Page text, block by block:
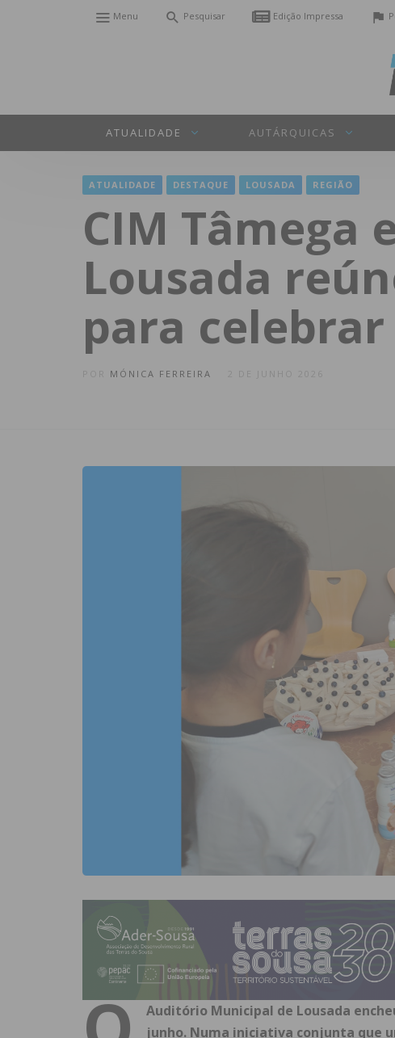
Menu Pesquisar Edição Impressa
ATUALIDADE AUTÁRQUICAS
ATUALIDADE DESTAQUE LOUSADA REGIÃO
CIM Tâmega
Lousada
para
MÓNICA FERREIRA
Auditório Municipal de Lousada
junho. Numa iniciativa conjunta que